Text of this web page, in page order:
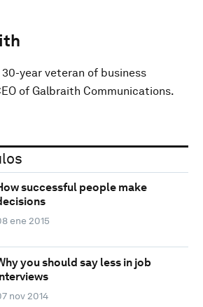
year veteran of business
of Galbraith Communications.
successful people make
ene 2015
you should say less in job
nov 2014